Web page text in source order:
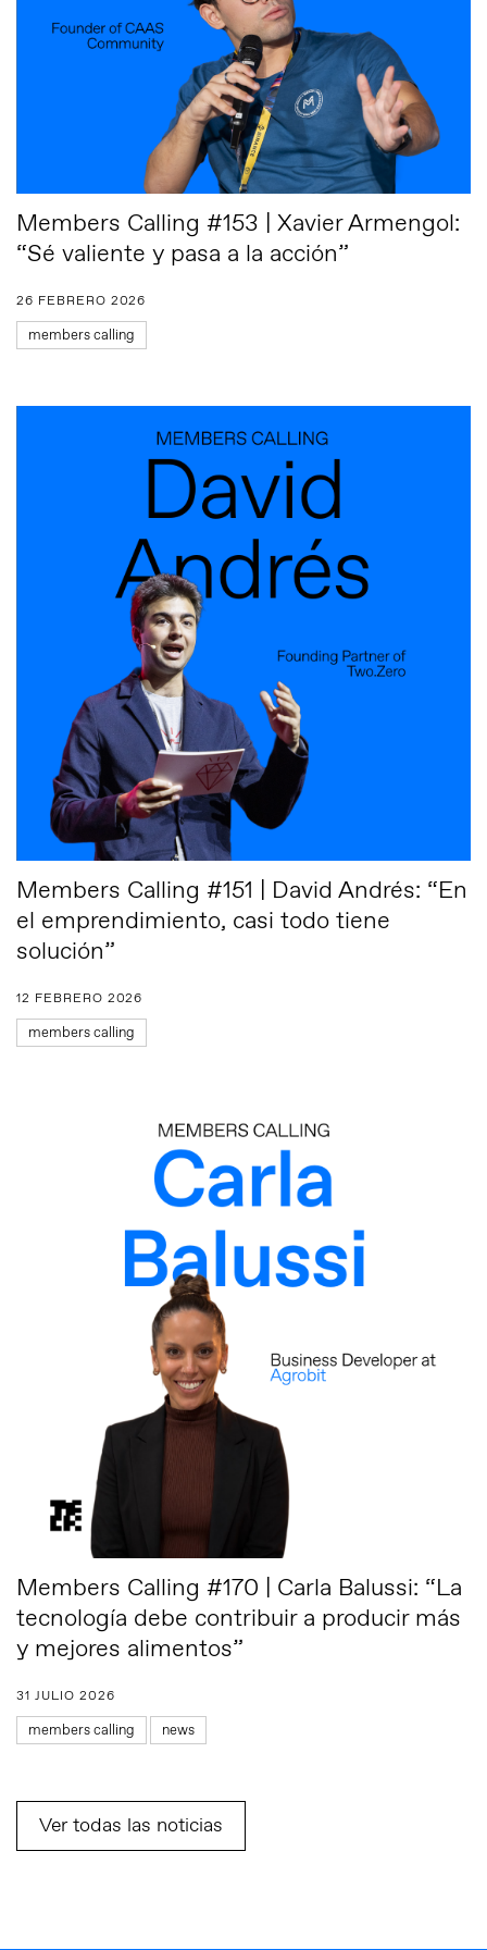
Members Calling #153 | Xavier Armengol:
“Sé valiente y pasa a la acción”
26 FEBRERO 2026
members calling
Members Calling #151 | David Andrés: “En
el emprendimiento, casi todo tiene
solución”
12 FEBRERO 2026
members calling
Members Calling #170 | Carla Balussi: “La
tecnología debe contribuir a producir más
y mejores alimentos”
31 JULIO 2026
members calling news
Ver todas las noticias